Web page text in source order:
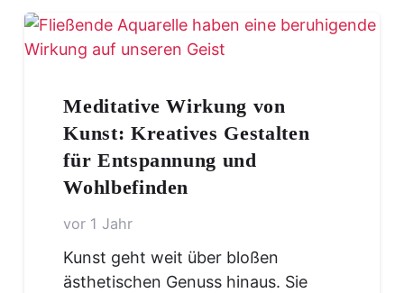
Meditative Wirkung von
Kunst: Kreatives Gestalten
für Entspannung und
Wohlbefinden
vor 1 Jahr
Kunst geht weit über bloßen
ästhetischen Genuss hinaus. Sie